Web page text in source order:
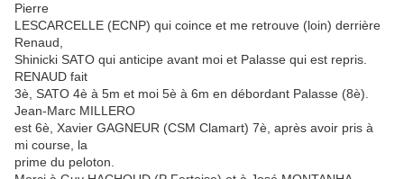
Pierre
LESCARCELLE (ECNP) qui coince et me retrouve (loin) derrière
Renaud,
Shinicki SATO qui anticipe avant moi et Palasse qui est repris.
RENAUD fait
3è, SATO 4è à 5m et moi 5è à 6m en débordant Palasse (8è).
Jean-Marc MILLERO
est 6è, Xavier GAGNEUR (CSM Clamart) 7è, après avoir pris à
mi course, la
prime du peloton.